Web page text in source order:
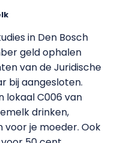
in Den Bosch
geld ophalen
van de Juridische
bij aangesloten.
lokaal C006 van
drinken,
voor je moeder. Ook